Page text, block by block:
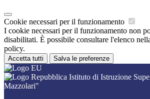
Cookie necessari per il funzionamento
I cookie necessari per il funzionamento non
disabilitati. È possibile consultare l'elenco
policy.
Accetta tutti Salva le preferenze
Istituto di Istruzione
Mazzolari"